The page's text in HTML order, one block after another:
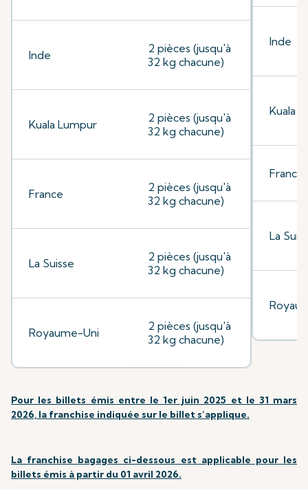
Inde
2 pièces (jusqu'à
32 kg chacune)
Kuala Lumpur
2 pièces (jusqu'à
32 kg chacune)
France
2 pièces (jusqu'à
32 kg chacune)
La Suisse
2 pièces (jusqu'à
32 kg chacune)
Royaume-Uni
2 pièces (jusqu'à
32 kg chacune)
Inde
Kuala
France
La
Pour les billets émis entre le 1er juin 2025 et le 31 mars
2026, la franchise indiquée sur le billet s’applique.
La franchise bagages ci-dessous est applicable pour les
billets émis à partir du 01 avril 2026.